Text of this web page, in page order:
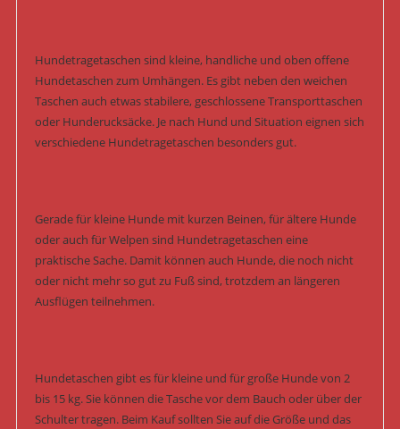
Hundetragetaschen sind kleine, handliche und oben offene
Hundetaschen zum Umhängen. Es gibt neben den weichen
Taschen auch etwas stabilere, geschlossene Transporttaschen
oder Hunderucksäcke. Je nach Hund und Situation eignen sich
verschiedene Hundetragetaschen besonders gut.
Gerade für kleine Hunde mit kurzen Beinen, für ältere Hunde
oder auch für Welpen sind Hundetragetaschen eine
praktische Sache. Damit können auch Hunde, die noch nicht
oder nicht mehr so gut zu Fuß sind, trotzdem an längeren
Ausflügen teilnehmen.
Hundetaschen gibt es für kleine und für große Hunde von 2
bis 15 kg. Sie können die Tasche vor dem Bauch oder über der
Schulter tragen. Beim Kauf sollten Sie auf die Größe und das